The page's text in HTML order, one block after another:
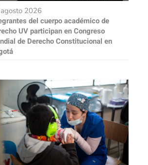
2026
del cuerpo académico de
UV participan en Congreso
de Derecho Constitucional en